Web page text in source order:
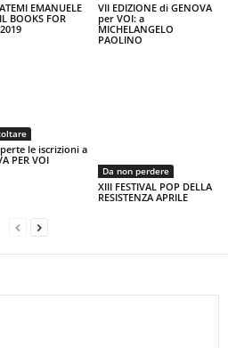
EMANUELE
BOOKS FOR
VII EDIZIONE di GENOVA
per VOI: a
MICHELANGELO
PAOLINO
le iscrizioni a
PER VOI
Da non perdere
XIII FESTIVAL POP DELLA
RESISTENZA APRILE